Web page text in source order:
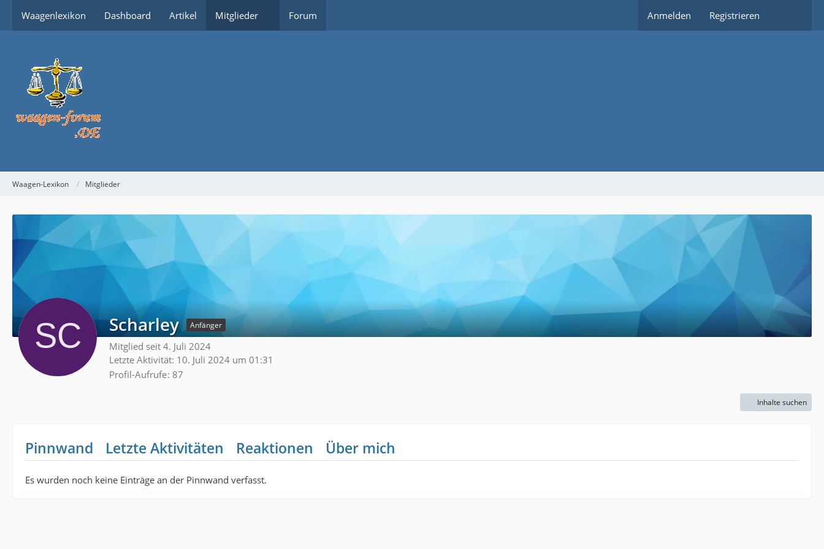
Waagenlexikon Dashboard Artikel Mitglieder Forum Anmelden Registrieren
Waagen-Lexikon Mitglieder
Scharley Anfänger
Mitglied seit 4. Juli 2024
Letzte Aktivität: 10. Juli 2024 um 01:31
Profil-Aufrufe 87
Inhalte suchen
Pinnwand Letzte Aktivitäten Reaktionen Über mich
Es wurden noch keine Einträge an der Pinnwand verfasst.